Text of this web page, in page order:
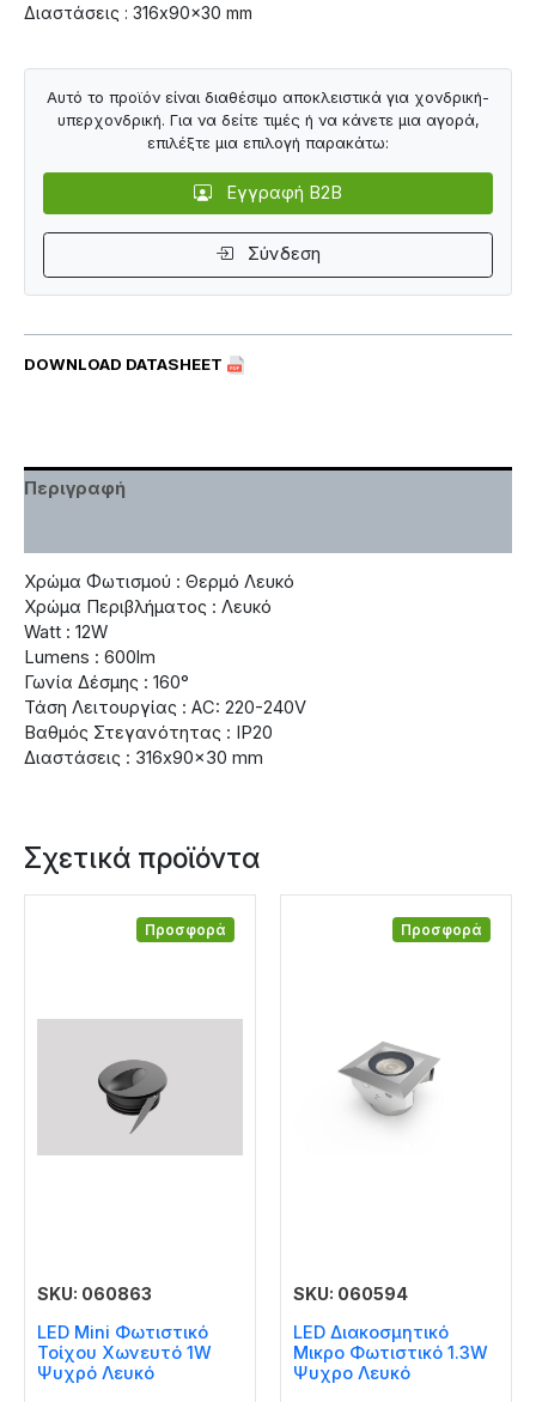
Διαστάσεις : 316x90x30 mm
DOWNLOAD DATASHEET
Αυτό το προϊόν είναι διαθέσιμο αποκλειστικά για χονδρική-
υπερχονδρική. Για να δείτε τιμές ή να κάνετε μια αγορά,
επιλέξτε μια επιλογή παρακάτω:
Εγγραφή B2B
Σύνδεση
Περιγραφή
Χρώμα Φωτισμού : Θερμό Λευκό
Χρώμα Περιβλήματος : Λευκό
Watt : 12W
Lumens : 600lm
Γωνία Δέσμης : 160°
Τάση Λειτουργίας : AC: 220-240V
Βαθμός Στεγανότητας : IP20
Διαστάσεις : 316x90x30 mm
Σχετικά προϊόντα
Προσφορά
SKU: 060863
LED Mini Φωτιστικό
Τοίχου Χωνευτό 1W
Ψυχρό Λευκό
Προσφορά
SKU: 060594
LED Διακοσμητικό
Μικρο Φωτιστικό 1.3W
Ψυχρο Λευκό